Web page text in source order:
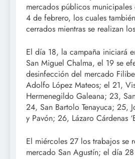
mercados públicos
4 de febrero, los cuales
cerrados mientras se realizan
El día 18, la campaña iniciará
San Miguel Chalma, el 19 se
desinfección del mercado
Adolfo López Mateos; el 21,
Hermenegildo Galeana; 23,
24, San Bartolo Tenayuca; 25,
y Pavón; 26, Lázaro Cárdenas
El miércoles 27 los trabajos se
mercado San Agustín; el día